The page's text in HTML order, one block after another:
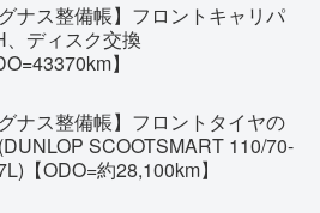
グナス整備帳】フロントキャリパ
、ディスク交換
】
グナス整備帳】フロントタイヤの
SCOOTSMART 110/70-
【ODO=約28,100km】